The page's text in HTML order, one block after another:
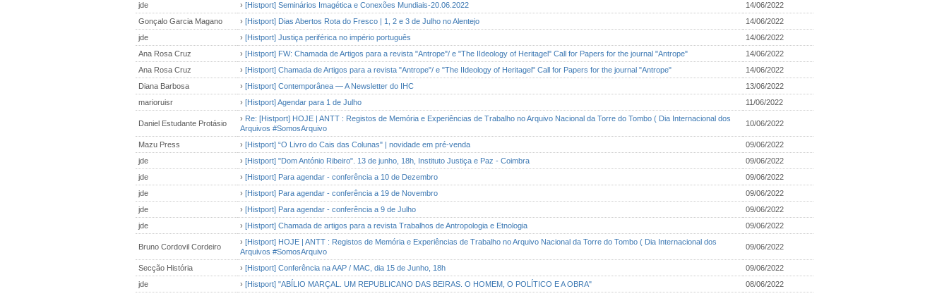
jde
› [Histport] Seminários Imagética e Conexões Mundiais-20.06.2022
14/06/2022
Gonçalo Garcia Magano
› [Histport] Dias Abertos Rota do Fresco | 1, 2 e 3 de Julho no Alentejo
14/06/2022
jde
› [Histport] Justiça periférica no império português
14/06/2022
Ana Rosa Cruz
› [Histport] FW: Chamada de Artigos para a revista "Antrope"/ e "The IIdeology of Heritagel" Call for Papers for the journal "Antrope"
14/06/2022
Ana Rosa Cruz
› [Histport] Chamada de Artigos para a revista "Antrope"/ e "The IIdeology of Heritagel" Call for Papers for the journal "Antrope"
14/06/2022
Diana Barbosa
› [Histport] Contemporânea — A Newsletter do IHC
13/06/2022
marioruisr
› [Histport] Agendar para 1 de Julho 11/06/2022
Daniel Estudante Protásio
› Re: [Histport] HOJE | ANTT : Registos de Memória e Experiências de Trabalho no Arquivo Nacional da Torre do Tombo ( Dia Internacional dos
Arquivos #SomosArquivo
10/06/2022
Mazu Press › [Histport] “O Livro do Cais das Colunas" | novidade em pré-venda
09/06/2022
jde
› [Histport] "Dom António Ribeiro". 13 de junho, 18h, Instituto Justiça e Paz - Coimbra
09/06/2022
jde
› [Histport] Para agendar - conferência a 10 de Dezembro
09/06/2022
jde
› [Histport] Para agendar - conferência a 19 de Novembro
09/06/2022
jde
› [Histport] Para agendar - conferência a 9 de Julho
09/06/2022
jde
› [Histport] Chamada de artigos para a revista Trabalhos de Antropologia e Etnologia 09/06/2022
Bruno Cordovil Cordeiro
› [Histport] HOJE | ANTT : Registos de Memória e Experiências de Trabalho no Arquivo Nacional da Torre do Tombo ( Dia Internacional dos
Arquivos #SomosArquivo
09/06/2022
Secção História › [Histport] Conferência na AAP / MAC, dia 15 de Junho, 18h
09/06/2022
jde
› [Histport] "ABÍLIO MARÇAL. UM REPUBLICANO DAS BEIRAS. O HOMEM, O POLÍTICO E A OBRA" 08/06/2022